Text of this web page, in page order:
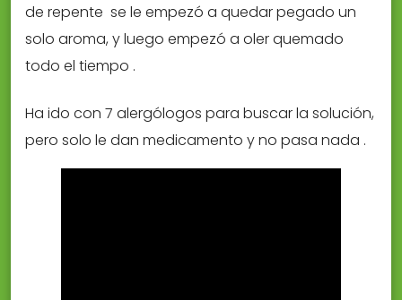
de repente se le empezó a quedar pegado un
solo aroma, y luego empezó a oler quemado
todo el tiempo .
Ha ido con 7 alergólogos para buscar la solución,
pero solo le dan medicamento y no pasa nada .